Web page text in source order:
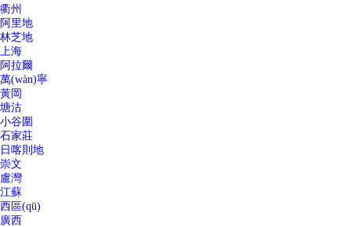
衢州
阿里地
林芝地
上海
阿拉爾
萬(wàn)寧
黃岡
塘沽
小谷圍
石家莊
日喀則地
崇文
盧灣
江蘇
西區(qū)
廣西